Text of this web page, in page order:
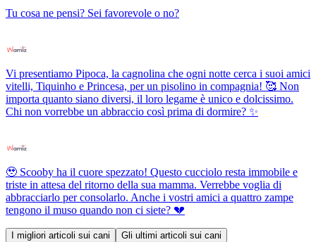
Tu cosa ne pensi? Sei favorevole o no?
Vi presentiamo Pipoca, la cagnolina che ogni notte cerca i suoi amici
vitelli, Tiquinho e Princesa, per un pisolino in compagnia! 🥰 Non
importa quanto siano diversi, il loro legame è unico e dolcissimo.
Chi non vorrebbe un abbraccio così prima di dormire? ✨
🥹 Scooby ha il cuore spezzato! Questo cucciolo resta immobile e
triste in attesa del ritorno della sua mamma. Verrebbe voglia di
abbracciarlo per consolarlo. Anche i vostri amici a quattro zampe
tengono il muso quando non ci siete? 💔
I migliori articoli sui cani Gli ultimi articoli sui cani